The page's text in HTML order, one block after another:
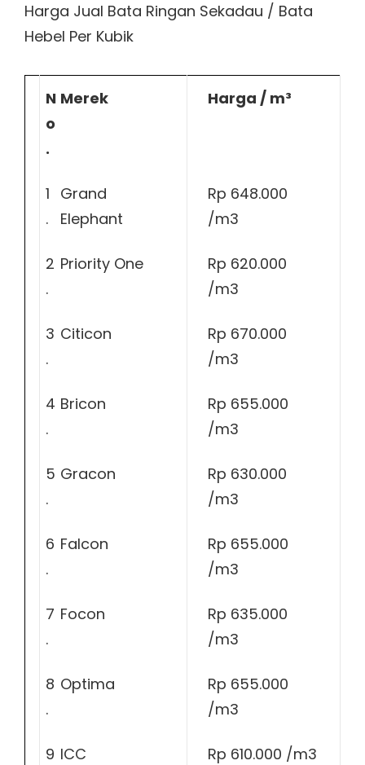
Harga Jual Bata Ringan Sekadau / Bata
Hebel Per Kubik
N
o
.
Merek Harga / m³
1
.
Grand
Elephant
Rp 648.000
/m3
2
.
Priority One
Rp 620.000
/m3
3
.
Citicon
Rp 670.000
/m3
4
.
Bricon
Rp 655.000
/m3
5
.
Gracon
Rp 630.000
/m3
6
.
Falcon
Rp 655.000
/m3
7
.
Focon
Rp 635.000
/m3
8
.
Optima
Rp 655.000
/m3
9 ICC Rp 610.000 /m3